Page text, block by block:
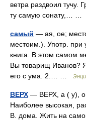
ветра раздвоил тучу.
ту самую сонату,… …
самый — ая, ое;
местоим.). Употр. при
книга. В этом самом
Вы товарищ Иванов?
его с ума. 2.… …
ВЕРХ — ВЕРХ, а ( у), о
Наиболее высокая,
В. дома. Жить на